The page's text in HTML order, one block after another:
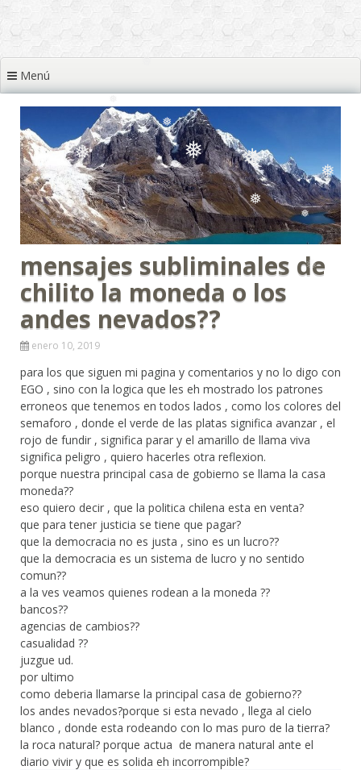
❅
❅
❅
❅
❅
❅
❅
Menú
mensajes subliminales de
chilito la moneda o los
andes nevados??
enero 10, 2019
para los que siguen mi pagina y comentarios y no lo digo con
EGO , sino con la logica que les eh mostrado los patrones
erroneos que tenemos en todos lados , como los colores del
semaforo , donde el verde de las platas significa avanzar , el
rojo de fundir , significa parar y el amarillo de llama viva
significa peligro , quiero hacerles otra reflexion.
porque nuestra principal casa de gobierno se llama la casa
moneda??
eso quiero decir , que la politica chilena esta en venta?
que para tener justicia se tiene que pagar?
que la democracia no es justa , sino es un lucro??
que la democracia es un sistema de lucro y no sentido
comun??
a la ves veamos quienes rodean a la moneda ??
bancos??
agencias de cambios??
casualidad ??
juzgue ud.
por ultimo
como deberia llamarse la principal casa de gobierno??
los andes nevados?porque si esta nevado , llega al cielo
blanco , donde esta rodeando con lo mas puro de la tierra?
la roca natural? porque actua de manera natural ante el
diario vivir y que es solida eh incorrompible?